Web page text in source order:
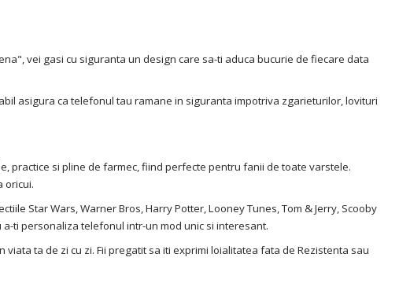
vei gasi cu siguranta un design care sa-ti aduca bucurie de fiecare data
asigura ca telefonul tau ramane in siguranta impotriva zgarieturilor, lovituri
practice si pline de farmec, fiind perfecte pentru fanii de toate varstele.
oricui.
Star Wars, Warner Bros, Harry Potter, Looney Tunes, Tom & Jerry, Scooby
a-ti personaliza telefonul intr-un mod unic si interesant.
ta de zi cu zi. Fii pregatit sa iti exprimi loialitatea fata de Rezistenta sau